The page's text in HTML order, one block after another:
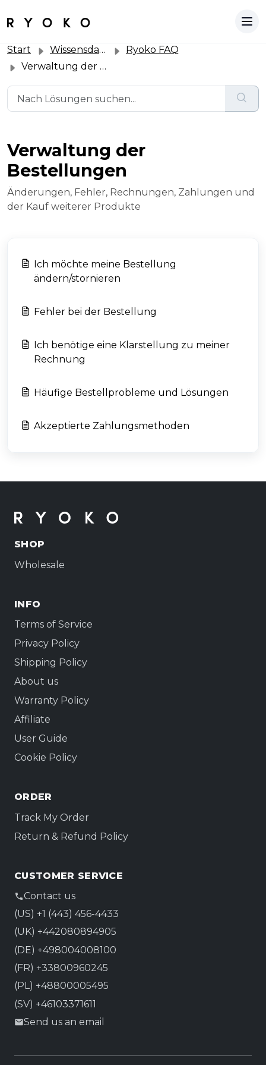
Start Wissensdatenbank
Ryoko FAQ
Verwaltung der Bestellungen
Verwaltung der
Bestellungen
Änderungen, Fehler, Rechnungen, Zahlungen und
der Kauf weiterer Produkte
Ich möchte meine Bestellung
ändern/stornieren
Fehler bei der Bestellung
Ich benötige eine Klarstellung zu meiner
Rechnung
Häufige Bestellprobleme und Lösungen
Akzeptierte Zahlungsmethoden
SHOP
Wholesale
INFO
Terms of Service
Privacy Policy
Shipping Policy
About us
Warranty Policy
Affiliate
User Guide
Cookie Policy
ORDER
Track My Order
Return & Refund Policy
CUSTOMER SERVICE
Contact us
(US) +1 (443) 456-4433
(UK) +442080894905
(DE) +498004008100
(FR) +33800960245
(PL) +48800005495
(SV) +46103371611
Send us an email